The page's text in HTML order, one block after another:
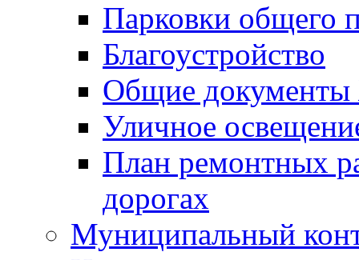
Парковки общего
Благоустройство
Общие
Уличное
План ремонтных
дорогах
Муниципальный